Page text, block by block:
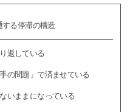
る停滞の構造
返している
の問題」で済ませている
いままになっている